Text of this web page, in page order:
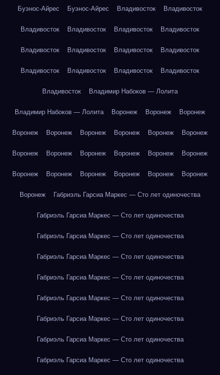
Буэнос-Айрес Буэнос-Айрес Владивосток Владивосток
Владивосток Владивосток Владивосток Владивосток
Владивосток Владивосток Владивосток Владивосток
Владивосток Владивосток Владивосток Владивосток
Владивосток Владимир Набоков — Лолита
Владимир Набоков — Лолита Воронеж Воронеж Воронеж
Воронеж Воронеж Воронеж Воронеж Воронеж Воронеж
Воронеж Воронеж Воронеж Воронеж Воронеж Воронеж
Воронеж Воронеж Воронеж Воронеж Воронеж Воронеж
Воронеж Габриэль Гарсиа Маркес — Сто лет одиночества
Габриэль Гарсиа Маркес — Сто лет одиночества
Габриэль Гарсиа Маркес — Сто лет одиночества
Габриэль Гарсиа Маркес — Сто лет одиночества
Габриэль Гарсиа Маркес — Сто лет одиночества
Габриэль Гарсиа Маркес — Сто лет одиночества
Габриэль Гарсиа Маркес — Сто лет одиночества
Габриэль Гарсиа Маркес — Сто лет одиночества
Габриэль Гарсиа Маркес — Сто лет одиночества